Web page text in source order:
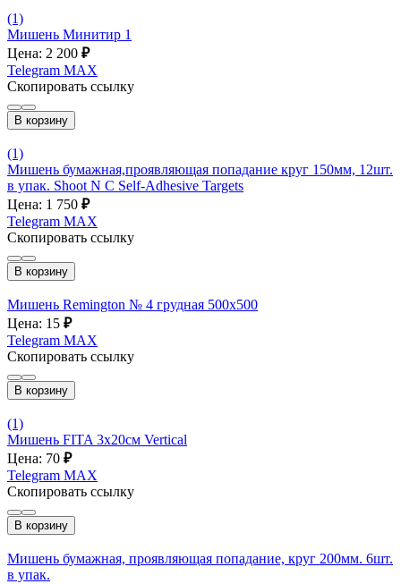
(1)
Мишень Минитир 1
Цена: 2 200 ₽
Telegram MAX
Скопировать ссылку
В корзину
(1)
Мишень бумажная,проявляющая попадание круг 150мм, 12шт.
в упак. Shoot N C Self-Adhesive Targets
Цена: 1 750 ₽
Telegram MAX
Скопировать ссылку
В корзину
Мишень Remington № 4 грудная 500х500
Цена: 15 ₽
Telegram MAX
Скопировать ссылку
В корзину
(1)
Мишень FITA 3x20см Vertical
Цена: 70 ₽
Telegram MAX
Скопировать ссылку
В корзину
Мишень бумажная, проявляющая попадание, круг 200мм. 6шт.
в упак.